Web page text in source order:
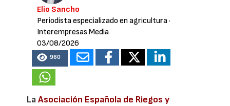
Elio Sancho
Periodista especializado en agricultura·
Interempresas Media
03/08/2026
960
LaAsociación Española de Riegos y